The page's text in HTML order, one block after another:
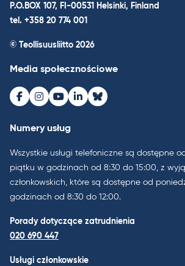
P.O.BOX 107, FI-00531 Helsinki, Finland
tel. +358 20 774 001
© Teollisuusliitto 2026
Media społecznościowe
Facebook
Instagram
Youtube
LinkedInBluesky
Numery usług
Wszystkie usługi telefoniczne są dostępne
piątku w godzinach od 8:30 do 15:00, z
członkowskich, które są dostępne od
godzinach od 8:30 do 12:00.
Porady dotyczące zatrudnienia
020 690 447
Usługi członkowskie